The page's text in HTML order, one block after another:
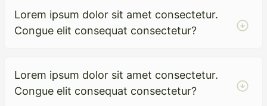
Lorem ipsum dolor sit amet consectetur.
Congue elit consequat consectetur?
Lorem ipsum dolor sit amet consectetur.
Congue elit consequat consectetur?